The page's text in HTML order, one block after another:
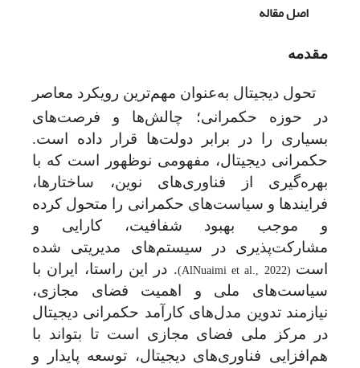
اصل مقاله
مقدمه
تحول دیجیتال به‌عنوان مهم‌ترین رویکرد معاصر
در حوزه حکمرانی؛ چالش‌ها و فرصت‌های
بسیاری را در برابر دولت‌ها قرار داده است.
حکمرانی دیجیتال، مفهومی نوظهور است که با
بهره‌گیری از فناوری‌های نوین، ساختارها،
فرایندها و سیاست‌های حکمرانی را متحول کرده
و موجب بهبود شفافیت، کارایی و
مشارکت‌پذیری در سیستم‌های مدیریتی شده
است (AlNuaimi et al., 2022)
. در این راستا، ایران با
سیاست‌های ملی و اهمیت فضای مجازی،
نیازمند تدوین مدل‌های کارآمد حکمرانی دیجیتال
در مرکز ملی فضای مجازی است تا بتواند با
هم‌افزایی فناوری‌های دیجیتال، توسعه‌ پایدار و